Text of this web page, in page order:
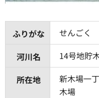
ふりがな
せんごく
河川名
14号地貯
所在地
新木場一
木場